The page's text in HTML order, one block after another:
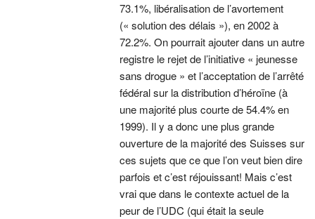
73.1%, libéralisation de l’avortement
(« solution des délais »), en 2002 à
72.2%. On pourrait ajouter dans un autre
registre le rejet de l’initiative « jeunesse
sans drogue » et l’acceptation de l’arrêté
fédéral sur la distribution d’héroïne (à
une majorité plus courte de 54.4% en
1999). Il y a donc une plus grande
ouverture de la majorité des Suisses sur
ces sujets que ce que l’on veut bien dire
parfois et c’est réjouissant! Mais c’est
vrai que dans le contexte actuel de la
peur de l’UDC (qui était la seule